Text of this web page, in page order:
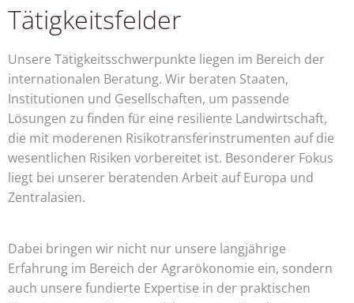
Tätigkeitsfelder
Unsere Tätigkeitsschwerpunkte liegen im Bereich der
internationalen Beratung. Wir beraten Staaten,
Institutionen und Gesellschaften, um passende
Lösungen zu finden für eine resiliente Landwirtschaft,
die mit moderenen Risikotransferinstrumenten auf die
wesentlichen Risiken vorbereitet ist. Besonderer Fokus
liegt bei unserer beratenden Arbeit auf Europa und
Zentralasien.
Dabei bringen wir nicht nur unsere langjährige
Erfahrung im Bereich der Agrarökonomie ein, sondern
auch unsere fundierte Expertise in der praktischen